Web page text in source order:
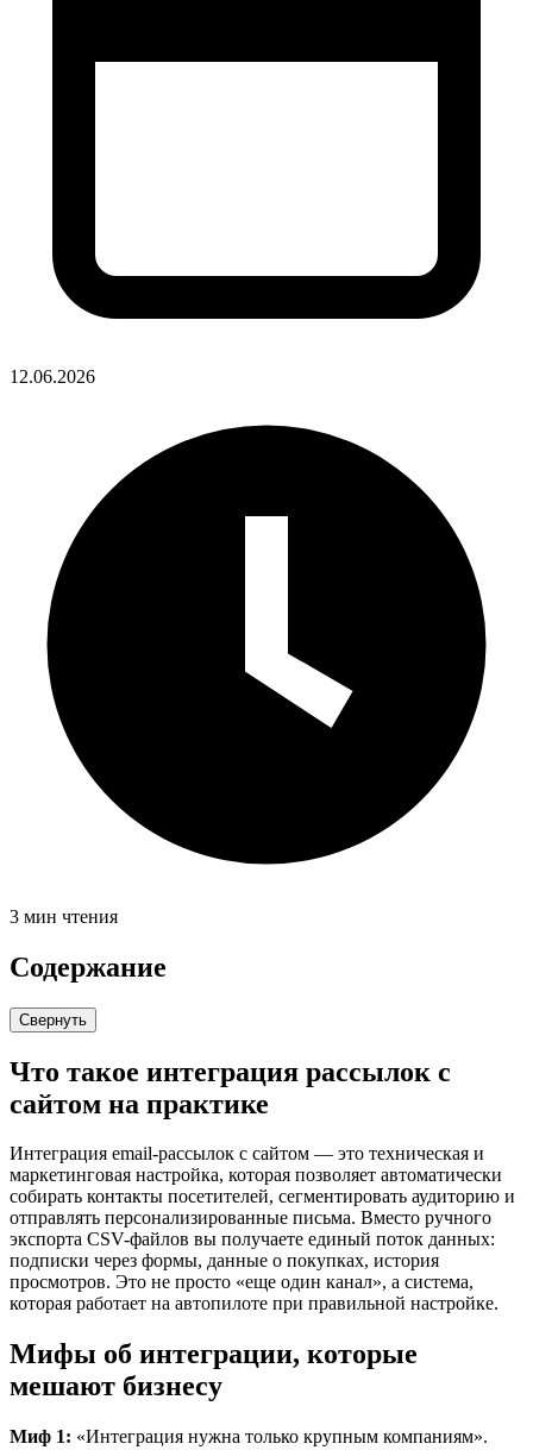
12.06.2026
3 мин чтения
Содержание
Свернуть
Что такое интеграция рассылок с
сайтом на практике
Интеграция email-рассылок с сайтом — это техническая и
маркетинговая настройка, которая позволяет автоматически
собирать контакты посетителей, сегментировать аудиторию и
отправлять персонализированные письма. Вместо ручного
экспорта CSV-файлов вы получаете единый поток данных:
подписки через формы, данные о покупках, история
просмотров. Это не просто «еще один канал», а система,
которая работает на автопилоте при правильной настройке.
Мифы об интеграции, которые
мешают бизнесу
Миф 1: «Интеграция нужна только крупным компаниям».